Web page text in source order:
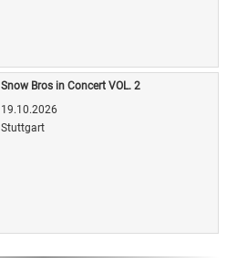
Snow Bros in Concert VOL. 2
19.10.2026
Stuttgart